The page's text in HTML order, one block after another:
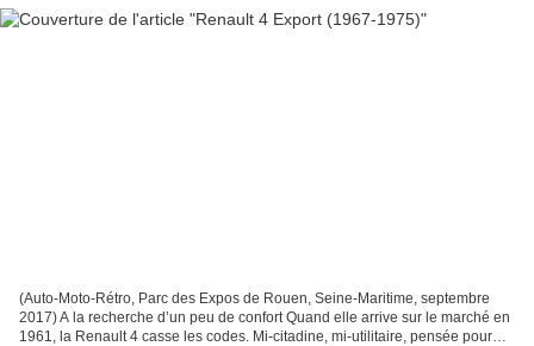
(Auto-Moto-Rétro, Parc des Expos de Rouen, Seine-Maritime, septembre
2017) A la recherche d’un peu de confort Quand elle arrive sur le marché en
1961, la Renault 4 casse les codes. Mi-citadine, mi-utilitaire, pensée pour